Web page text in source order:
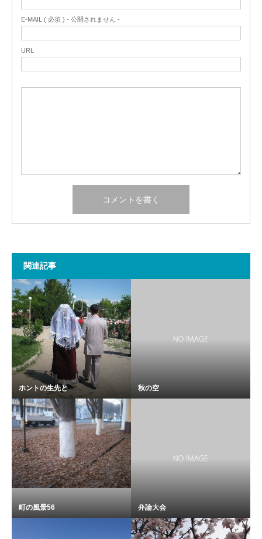
E-MAIL ( 必須 ) - 公開されません -
URL
関連記事
ホントの生先と 秋の空
町の風景56 弁論大会